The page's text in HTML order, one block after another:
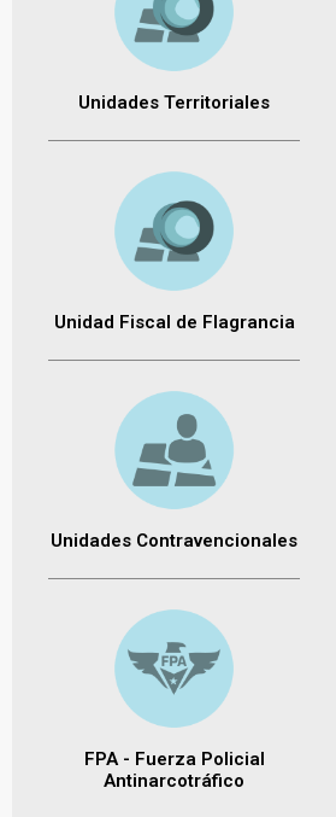
Unidades Territoriales
Unidad Fiscal de Flagrancia
Unidades Contravencionales
FPA - Fuerza Policial
Antinarcotráfico